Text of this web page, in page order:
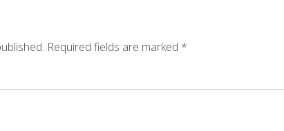
Required fields are marked *